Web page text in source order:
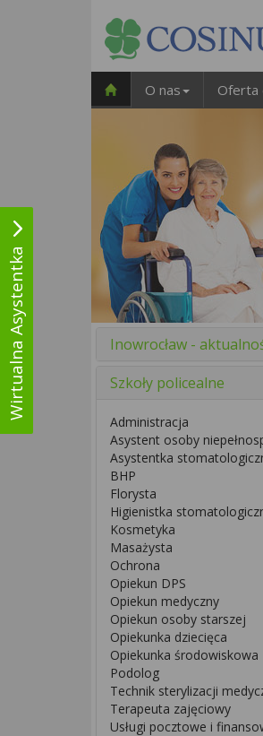
O nas Oferta
Inowrocław -
Szkoły policealne
Administracja
Asystent osoby
Asystentka
BHP
Florysta
Higienistka
Kosmetyka
Masażysta
Ochrona
Opiekun DPS
Opiekun medyczny
Opiekun osoby starszej
Opiekunka dziecięca
Opiekunka środowiskowa
Podolog
Technik sterylizacji
Terapeuta zajęciowy
Usługi pocztowe i
Wirtualna Asystentka